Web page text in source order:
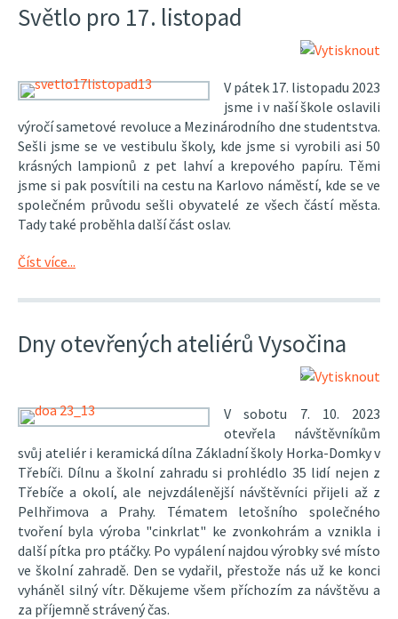
Světlo pro 17. listopad
V pátek 17. listopadu 2023
jsme i v naší škole oslavili
výročí sametové revoluce a Mezinárodního dne studentstva.
Sešli jsme se ve vestibulu školy, kde jsme si vyrobili asi 50
krásných lampionů z pet lahví a krepového papíru. Těmi
jsme si pak posvítili na cestu na Karlovo náměstí, kde se ve
společném průvodu sešli obyvatelé ze všech částí města.
Tady také proběhla další část oslav.
Číst více...
Dny otevřených ateliérů Vysočina
V sobotu 7. 10. 2023
otevřela návštěvníkům
svůj ateliér i keramická dílna Základní školy Horka-Domky v
Třebíči. Dílnu a školní zahradu si prohlédlo 35 lidí nejen z
Třebíče a okolí, ale nejvzdálenější návštěvníci přijeli až z
Pelhřimova a Prahy. Tématem letošního společného
tvoření byla výroba "cinkrlat" ke zvonkohrám a vznikla i
další pítka pro ptáčky. Po vypálení najdou výrobky své místo
ve školní zahradě. Den se vydařil, přestože nás už ke konci
vyháněl silný vítr. Děkujeme všem příchozím za návštěvu a
za příjemně strávený čas.